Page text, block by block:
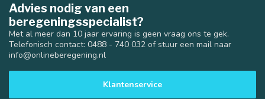
Advies nodig van een
beregeningsspecialist?
Met al meer dan 10 jaar ervaring is geen vraag ons te gek.
Telefonisch contact: 0488 - 740 032 of stuur een mail naar
info@onlineberegening.nl
Klantenservice